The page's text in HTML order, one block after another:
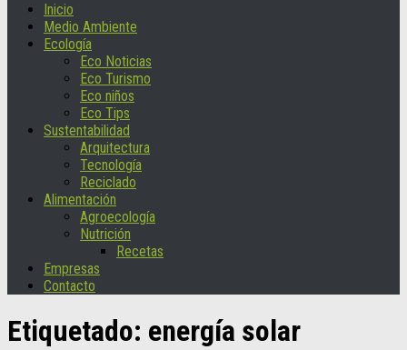
Inicio
Medio Ambiente
Ecología
Eco Noticias
Eco Turismo
Eco niños
Eco Tips
Sustentabilidad
Arquitectura
Tecnología
Reciclado
Alimentación
Agroecología
Nutrición
Recetas
Empresas
Contacto
Etiquetado: energía solar